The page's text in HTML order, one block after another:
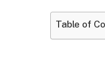
Table of